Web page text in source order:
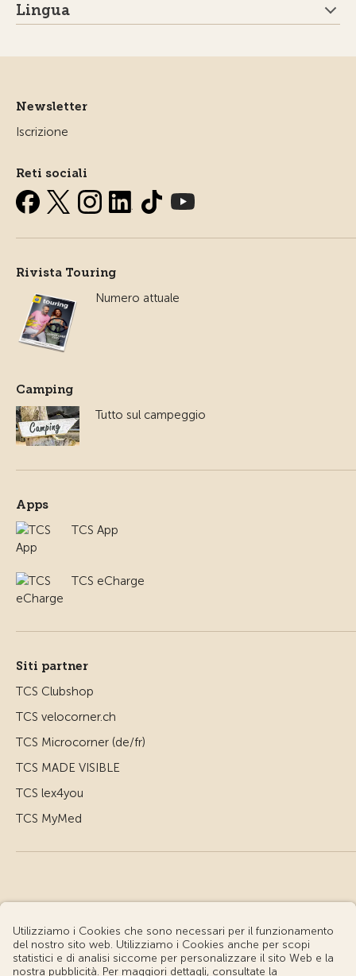
Lingua
Newsletter
Iscrizione
Reti sociali
Rivista Touring
Numero attuale
Camping
Tutto sul campeggio
Apps
TCS App
TCS eCharge
Siti partner
TCS Clubshop
TCS velocorner.ch
TCS Microcorner (de/fr)
TCS MADE VISIBLE
TCS lex4you
TCS MyMed